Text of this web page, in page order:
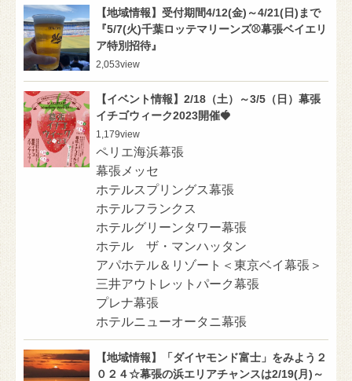
【地域情報】受付期間4/12(金)～4/21(日)まで
『5/7(火)千葉ロッテマリーンズ⚾幕張ベイエリ
ア特別招待』
2,053view
【イベント情報】2/18（土）～3/5（日）幕張
イチゴウィーク2023開催🍓
1,179view
ペリエ海浜幕張
幕張メッセ
ホテルスプリングス幕張
ホテルフランクス
ホテルグリーンタワー幕張
ホテル ザ・マンハッタン
アパホテル＆リゾート＜東京ベイ幕張＞
三井アウトレットパーク幕張
プレナ幕張
ホテルニューオータニ幕張
【地域情報】「ダイヤモンド富士」をみよう２
０２４☆幕張の浜エリアチャンスは2/19(月)～